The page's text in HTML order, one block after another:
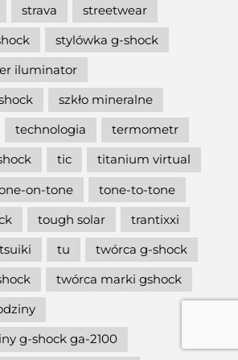
strava
streetwear
stylówka g-shock
iluminator
szkło mineralne
technologia
termometr
tic
titanium virtual
on-tone
tone-to-tone
tough solar
trantixxi
tsuiki tu
twórca g-shock
twórca marki gshock
g-shock ga-2100